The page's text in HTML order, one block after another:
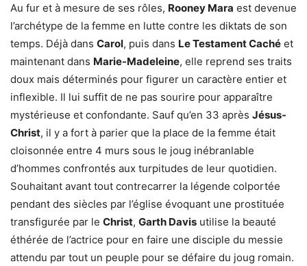
Au fur et à mesure de ses rôles, Rooney Mara est devenue
l’archétype de la femme en lutte contre les diktats de son
temps. Déjà dans Carol, puis dans Le Testament Caché et
maintenant dans Marie-Madeleine, elle reprend ses traits
doux mais déterminés pour figurer un caractère entier et
inflexible. Il lui suffit de ne pas sourire pour apparaître
mystérieuse et confondante. Sauf qu’en 33 après Jésus-
Christ, il y a fort à parier que la place de la femme était
cloisonnée entre 4 murs sous le joug inébranlable
d’hommes confrontés aux turpitudes de leur quotidien.
Souhaitant avant tout contrecarrer la légende colportée
pendant des siècles par l’église évoquant une prostituée
transfigurée par le Christ, Garth Davis utilise la beauté
éthérée de l’actrice pour en faire une disciple du messie
attendu par tout un peuple pour se défaire du joug romain.